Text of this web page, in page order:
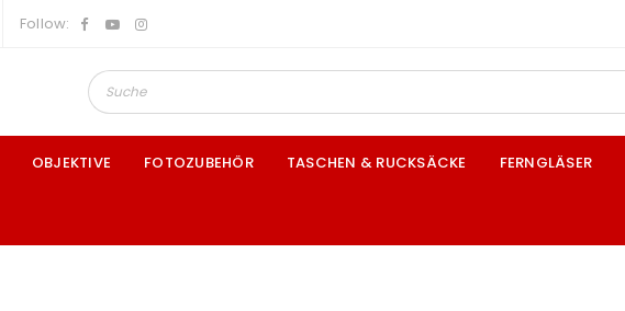
Follow:
OBJEKTIVE FOTOZUBEHÖR TASCHEN & RUCKSÄCKE FERNGLÄSER